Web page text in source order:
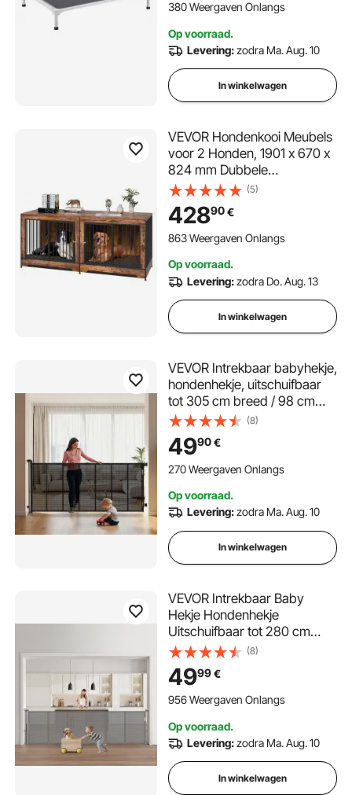
verkoelend hondenbed voor
380 Weergaven Onlangs
Op voorraad.
Levering:zodra Ma. Aug. 10
In winkelwagen
VEVOR Hondenkooi Meubels
voor 2 Honden, 1901 x 670 x
824 mm Dubbele
Hondenbench voor Grote
Hondenrassen met
Scheidingswand en Dubbele
Deuren, Houten Hondenhok,
en Grote Honden, Bruin
(5)
42890€
863 Weergaven Onlangs
Op voorraad.
Levering:zodra Do. Aug. 13
In winkelwagen
VEVOR Intrekbaar babyhekje,
hondenhekje, uitschuifbaar
tot 305 cm breed / 98 cm
hoog, huisdierhekje met
versterkte glasvezelstrips,
gaasbeschermingshekje voor
patio's, deuren en garages
(8)
4990€
270 Weergaven Onlangs
Op voorraad.
Levering:zodra Ma. Aug. 10
In winkelwagen
VEVOR Intrekbaar Baby
Hekje Hondenhekje
Uitschuifbaar tot 280 cm
Breedte / 87 cm Hoogte,
Huisdierhekje Gaas
Veiligheidshekje voor Binnen
Trappen Deuren Gangen
(8)
4999€
956 Weergaven Onlangs
Op voorraad.
Levering:zodra Ma. Aug. 10
In winkelwagen